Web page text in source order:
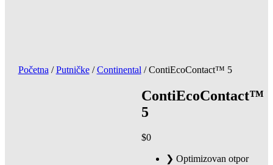
Početna /Putničke/Continental / ContiEcoContact™ 5
ContiEcoContact™
5
$0
❯ Optimizovan otpor